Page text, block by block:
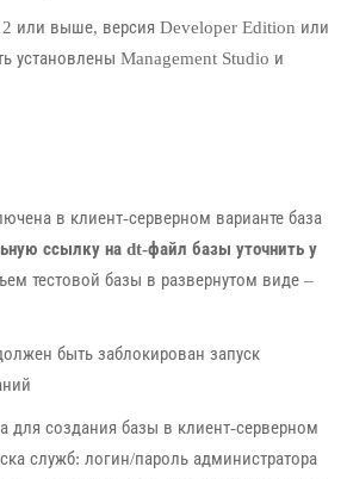
или выше, версия Developer Edition или
установлены Management Studio и
в клиент-серверном варианте база
ссылку на dt-файл базы уточнить у
тестовой базы в развернутом виде –
быть заблокирован запуск
для создания базы в клиент-серверном
служб: логин/пароль администратора